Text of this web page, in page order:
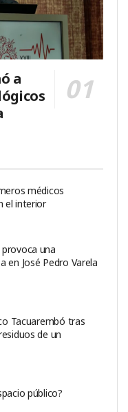
a
médicos
el interior
una
en José Pedro Varela
Tacuarembó tras
de un
público?